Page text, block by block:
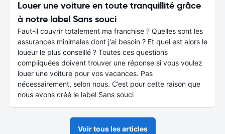
Louer une voiture en toute tranquillité grâce
à notre label Sans souci
Faut-il couvrir totalement ma franchise ? Quelles sont les
assurances minimales dont j'ai besoin ? Et quel est alors le
loueur le plus conseillé ? Toutes ces questions
compliquées doivent trouver une réponse si vous voulez
louer une voiture pour vos vacances. Pas
nécessairement, selon nous. C’est pour cette raison que
nous avons créé le label Sans souci
Voir tous les articles